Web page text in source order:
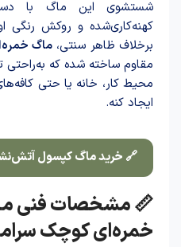
شستشوی این ما‌گ با
کهنه‌کاری‌شده و روکش رنگی
برخلاف ظاهر سنتی،ما‌گ
مقاوم سا‌خته شد‌ه که به‌راحتی
محیط کار، خانه یا حتی
ایجاد کنه.
🔗 خرید ماگ کپسول
📏 مشخصات فنی
خمره‌ای کوچک